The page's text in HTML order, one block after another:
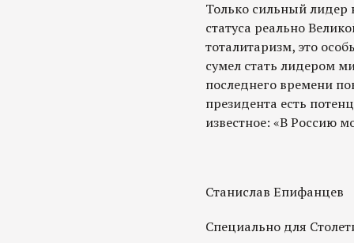
Только сильный лидер
статуса реально
тоталитаризм, это
сумел стать лидером
последнего времени
президента есть
известное: «В Россию
Станислав Епифанцев
Специально для